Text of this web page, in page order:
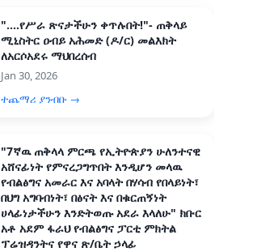
"....የሥራ ጽናታችሁን ቀጥሉበት!"- ጠቅላይ
ሚኒስትር ዐብይ አሕመድ (ዶ/ር) መልእክት
ለአርሶአደሩ ማህበረሰብ
Jan 30, 2026
ተጨማሪ ያንብቡ →
"7ኛዉ ጠቅላላ ምርጫ የኢትዮጵያን ሁለንተናዊ
አሸናፊነት የምናረጋግጥበት እንዲሆን መላዉ
የብልፅግና አመራር እና አባላት በሃሳብ የበላይነት፣
በህግ አግባብነት፣ በፅናት እና በቁርጠኝነት
ሀላፊነታችሁን እንድትወጡ አደራ እላለሁ" ክቡር
አቶ አደም ፋራህ የብልፅግና ፓርቲ ምክትል
ፕሬዝዳንትና የዋና ጽ/ቤት ኃላፊ